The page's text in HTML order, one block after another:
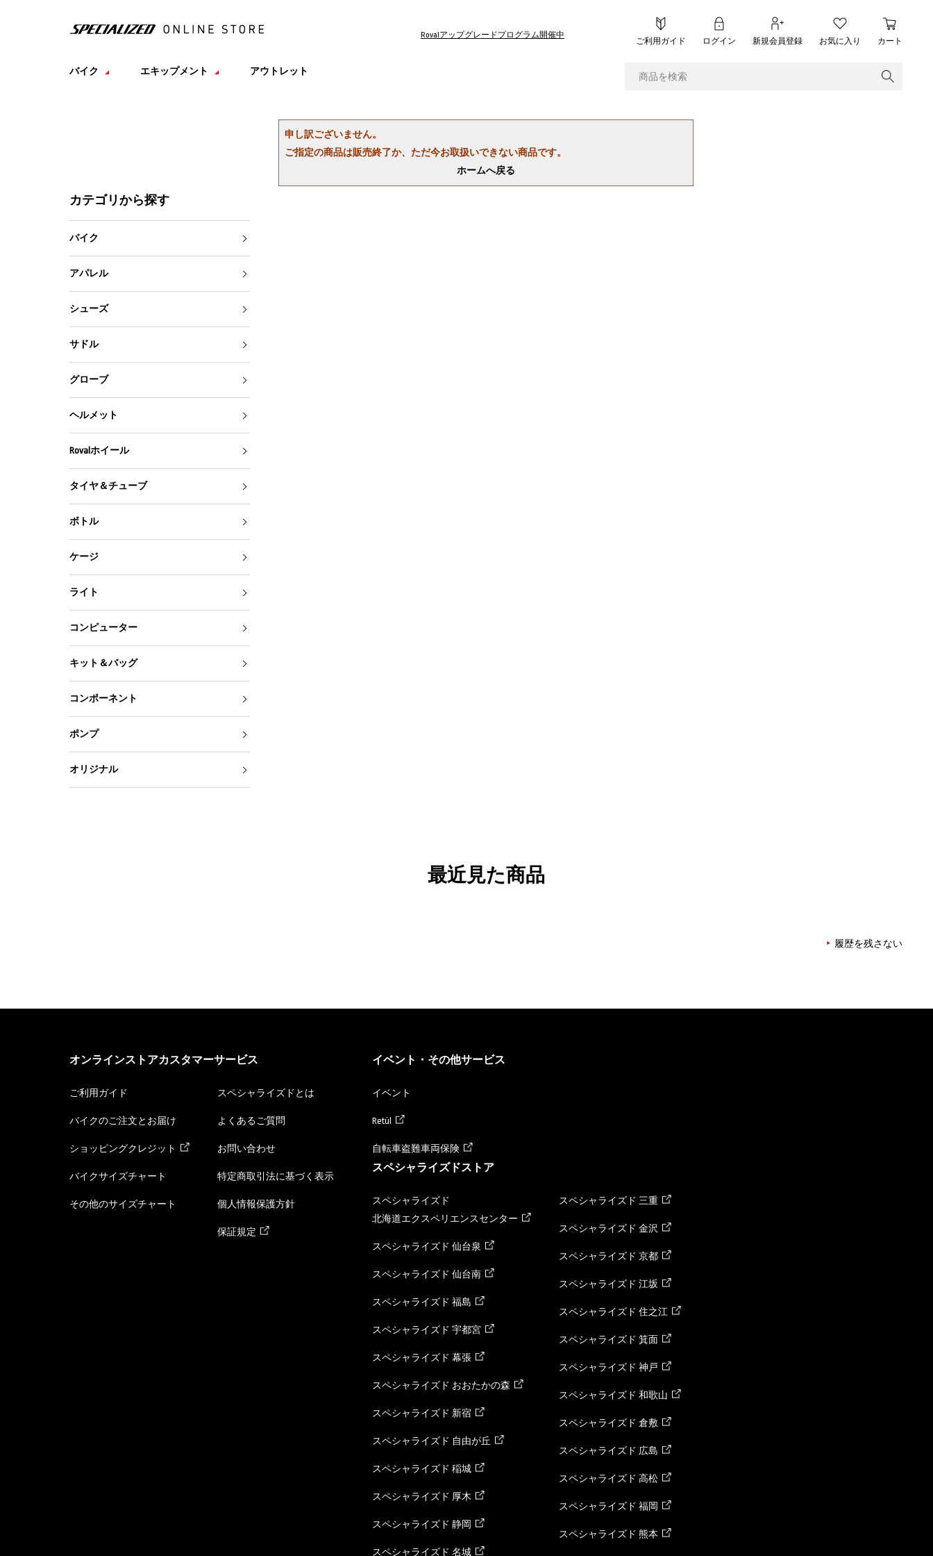
Rovalアップグレードプログラム開催中
ご利用ガイド ログイン 新規会員登録 お気に入り カート
バイク エキップメント アウトレット
申し訳ございません。
ご指定の商品は販売終了か、ただ今お取扱いできない商品です。
ホームへ戻る
カテゴリから探す
バイク
アパレル
シューズ
サドル
グローブ
ヘルメット
Rovalホイール
タイヤ＆チューブ
ボトル
ケージ
ライト
コンピューター
キット＆バッグ
コンポーネント
ポンプ
オリジナル
最近見た商品
履歴を残さない
オンラインストアカスタマーサービス
ご利用ガイド
バイクのご注文とお届け
ショッピングクレジット
バイクサイズチャート
その他のサイズチャート
スペシャライズドとは
よくあるご質問
お問い合わせ
特定商取引法に基づく表示
個人情報保護方針
保証規定
イベント・その他サービス
イベント
Retül
自転車盗難車両保険
スペシャライズドストア
スペシャライズド
北海道エクスペリエンスセンター
スペシャライズド 仙台泉
スペシャライズド 仙台南
スペシャライズド 福島
スペシャライズド 宇都宮
スペシャライズド 幕張
スペシャライズド おおたかの森
スペシャライズド 新宿
スペシャライズド 自由が丘
スペシャライズド 稲城
スペシャライズド 厚木
スペシャライズド 静岡
スペシャライズド 名城
スペシャライズド 三重
スペシャライズド 金沢
スペシャライズド 京都
スペシャライズド 江坂
スペシャライズド 住之江
スペシャライズド 箕面
スペシャライズド 神戸
スペシャライズド 和歌山
スペシャライズド 倉敷
スペシャライズド 広島
スペシャライズド 高松
スペシャライズド 福岡
スペシャライズド 熊本